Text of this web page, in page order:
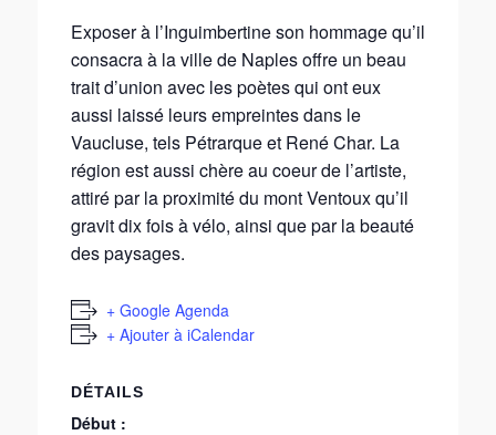
Exposer à l’Inguimbertine son hommage qu’il
consacra à la ville de Naples offre un beau
trait d’union avec les poètes qui ont eux
aussi laissé leurs empreintes dans le
Vaucluse, tels Pétrarque et René Char. La
région est aussi chère au coeur de l’artiste,
attiré par la proximité du mont Ventoux qu’il
gravit dix fois à vélo, ainsi que par la beauté
des paysages.
+ Google Agenda
+ Ajouter à iCalendar
DÉTAILS
Début :